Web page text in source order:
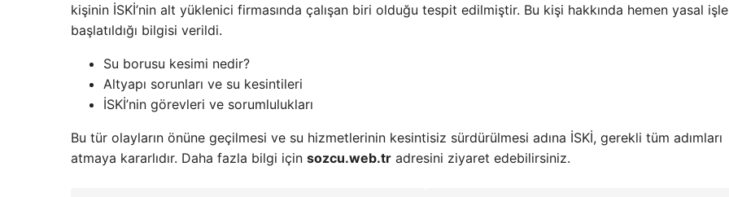
kişinin İSKİ’nin alt yüklenici firmasında çalışan biri olduğu tespit edilmiştir. Bu kişi hakkında hemen yasal
başlatıldığı bilgisi verildi.
Su borusu kesimi nedir?
Altyapı sorunları ve su kesintileri
İSKİ’nin görevleri ve sorumlulukları
Bu tür olayların önüne geçilmesi ve su hizmetlerinin kesintisiz sürdürülmesi adına İSKİ, gerekli tüm adımları
atmaya kararlıdır. Daha fazla bilgi için sozcu.web.tr adresini ziyaret edebilirsiniz.